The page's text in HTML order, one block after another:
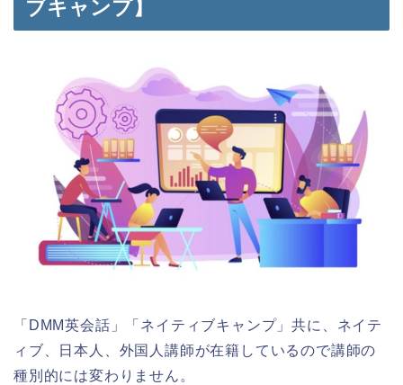
ブキャンプ】
「DMM英会話」「ネイティブキャンプ」共に、ネイテ
ィブ、日本人、外国人講師が在籍しているので講師の
種別的には変わりません。